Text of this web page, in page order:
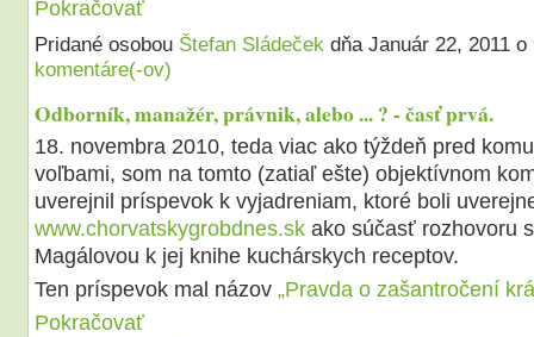
Pokračovať
Pridané osobou Štefan Sládeček dňa Január 22, 2011
komentáre(-ov)
Odborník, manažér, právnik, alebo ... ? - časť prvá.
18. novembra 2010, teda viac ako týždeň pred
voľbami, som na tomto (zatiaľ ešte) objektívnom
uverejnil príspevok k vyjadreniam, ktoré boli
www.chorvatskygrobdnes.skako súčasť rozhovoru
Magálovou k jej knihe kuchárskych receptov.
Ten príspevok mal názov „Pravda o zašantročení
Pokračovať